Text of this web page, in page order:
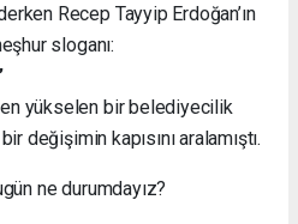
Recep Tayyip Erdoğan’ın
sloganı:
yükselen bir belediyecilik
değişimin kapısını aralamıştı.
ne durumdayız?